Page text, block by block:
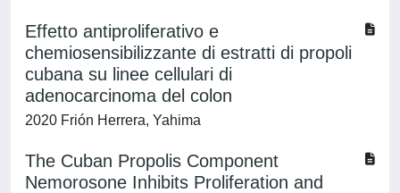
Effetto antiproliferativo e
chemiosensibilizzante di estratti di propoli
cubana su linee cellulari di
adenocarcinoma del colon
2020 Frión Herrera, Yahima
The Cuban Propolis Component
Nemorosone Inhibits Proliferation and